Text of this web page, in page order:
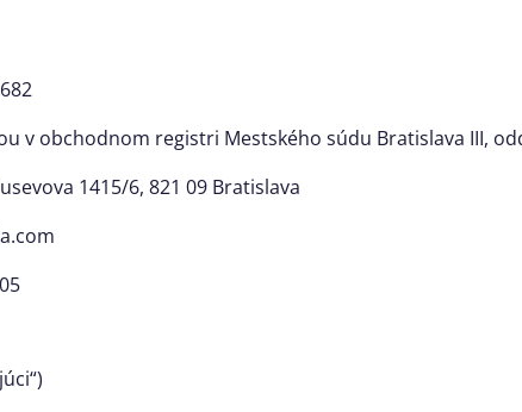
v obchodnom registri Mestského súdu Bratislava III,
1415/6, 821 09 Bratislava